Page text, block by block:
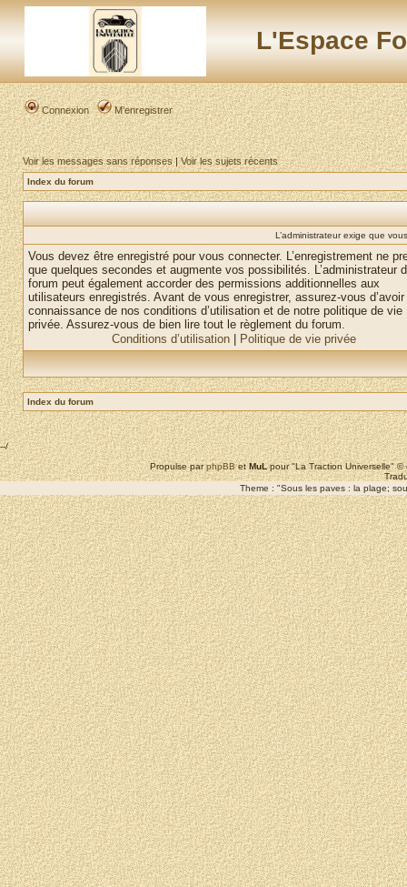
L'Espace
Connexion M’enregistrer
Voir les messages sans réponses|Voir les sujets récents
Index du forum
L’administrateur exige que
Vous devez être enregistré pour vous connecter. L’enregistrement ne
que quelques secondes et augmente vos possibilités. L’administrateur
forum peut également accorder des permissions additionnelles aux
utilisateurs enregistrés. Avant de vous enregistrer, assurez-vous
connaissance de nos conditions d’utilisation et de notre politique de vie
privée. Assurez-vous de bien lire tout le règlement du forum.
Conditions d’utilisation
Politique de vie privée
Index du forum
--/
Propulse parphpBBetMuLpour "La Traction Universelle"
Theme : "Sous les paves : la plage;